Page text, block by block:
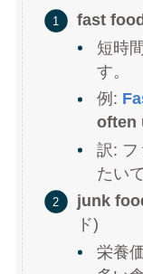
fast food
短時
す。
例:
often
訳: フ
たい
junk
ド)
栄養